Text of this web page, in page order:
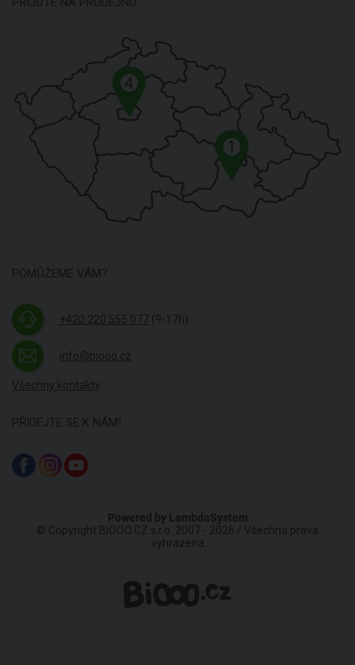
1
4
POMŮŽEME VÁM?
+420 220 555 077 (9-17h)
info@biooo.cz
Všechny kontakty
PŘIDEJTE SE K NÁM!
Powered by LambdaSystem
© Copyright BIOOO.CZ s.r.o. 2007 - 2026 / Všechna práva
vyhrazena